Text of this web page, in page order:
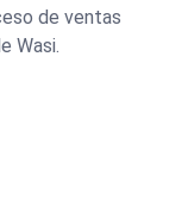
de ventas
Wasi.